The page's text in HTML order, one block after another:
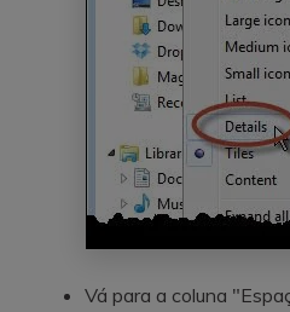
Vá para a coluna